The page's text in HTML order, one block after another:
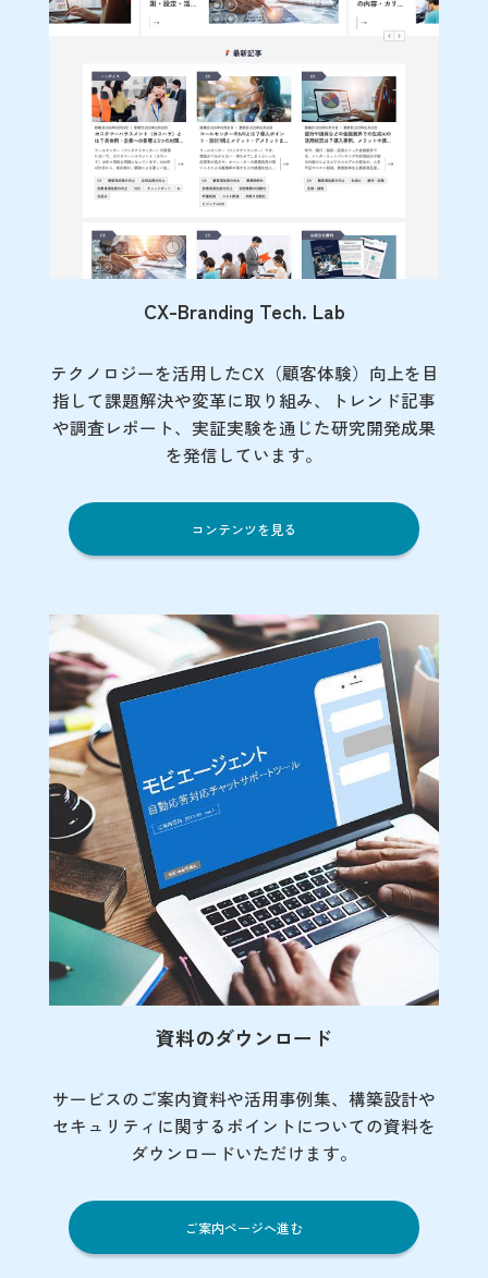
CX-Branding Tech. Lab
テクノロジーを活用したCX（顧客体験）向上を目
指して課題解決や変革に取り組み、トレンド記事
や調査レポート、実証実験を通じた研究開発成果
を発信しています。
コンテンツを見る
資料のダウンロード
サービスのご案内資料や活用事例集、 構築設計や
セキュリティに関するポイントについての資料を
ダウンロードいただけます。
ご案内ページへ進む